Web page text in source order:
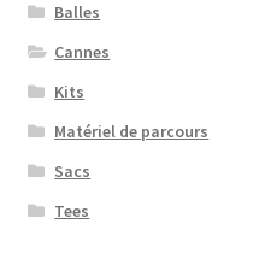
Balles
Cannes
Kits
Matériel de parcours
Sacs
Tees